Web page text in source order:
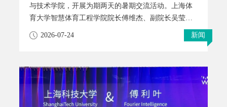
与技术学院，开展为期两天的暑期交流活动。上海体
育大学智慧体育工程学院院长傅维杰、副院长吴莹率
队，携学院教师及智慧体育工程学院数据科学与大数
据技术专业2025级本科生90人、竞技运动学院运动能
上海科技大学信息学院赵登吉、李权、马月昕、徐
林、张玉瑶、许岚等多位教授出席交流。此次交流活
动根植于两校在“AI+体育”领域扎实的前期合作。2024
年，上海体育大学与百度联合成立的上体-百度飞桨智
2026-07-24 新闻